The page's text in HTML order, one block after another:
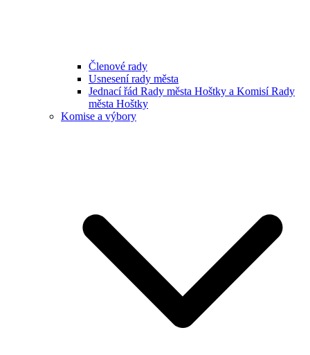
Členové rady
Usnesení rady města
Jednací řád Rady města Hoštky a Komisí Rady
města Hoštky
Komise a výbory